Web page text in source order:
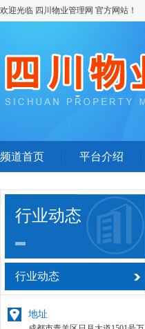
欢迎光临 四川物业管理网 官方网站！
频道首页 平台介绍
行业动态
行业动态
地址